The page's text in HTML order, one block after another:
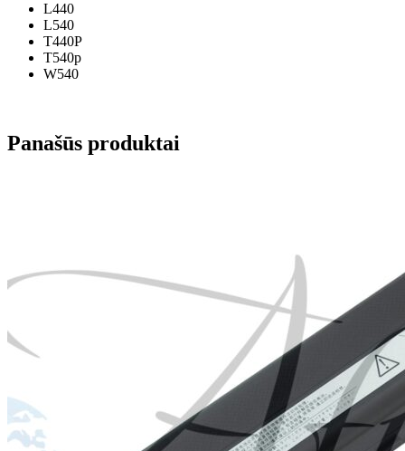
L440
L540
T440P
T540p
W540
Panašūs produktai